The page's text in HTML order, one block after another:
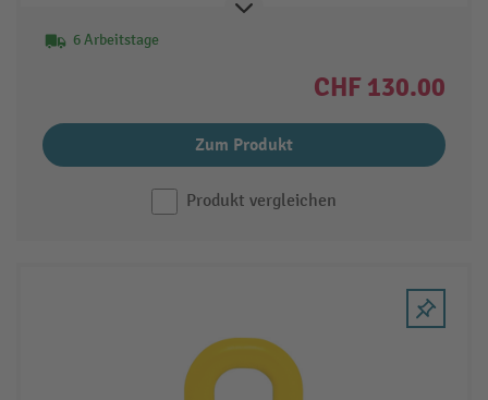
6 Arbeitstage
CHF 130.00
Zum Produkt
Produkt vergleichen